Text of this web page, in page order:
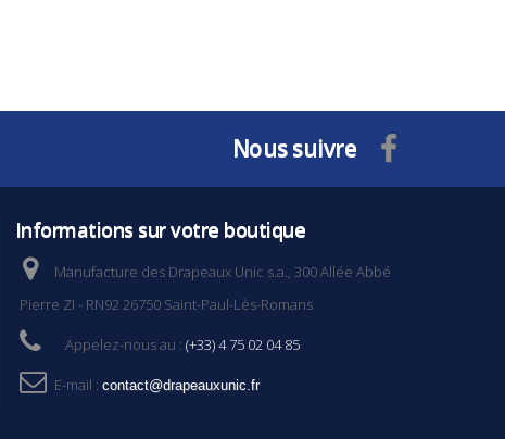
Nous suivre
Informations sur votre boutique
Manufacture des Drapeaux Unic s.a., 300 Allée Abbé
Pierre ZI - RN92 26750 Saint-Paul-Lès-Romans
Appelez-nous au : (+33) 4 75 02 04 85
E-mail : contact@drapeauxunic.fr